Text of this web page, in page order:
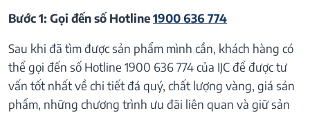
Bước 1: Gọi đến số Hotline1900 636 774
Sau khi đã tìm được sản phẩm mình cần, khách hàng có
thể gọi đến số Hotline 1900 636 774 của IJC để được tư
vấn tốt nhất về chi tiết đá quý, chất lượng vàng, giá sản
phẩm, những chương trình ưu đãi liên quan và giữ sản